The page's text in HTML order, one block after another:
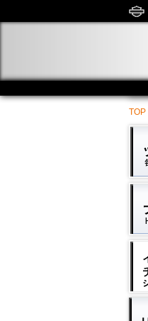
TOP